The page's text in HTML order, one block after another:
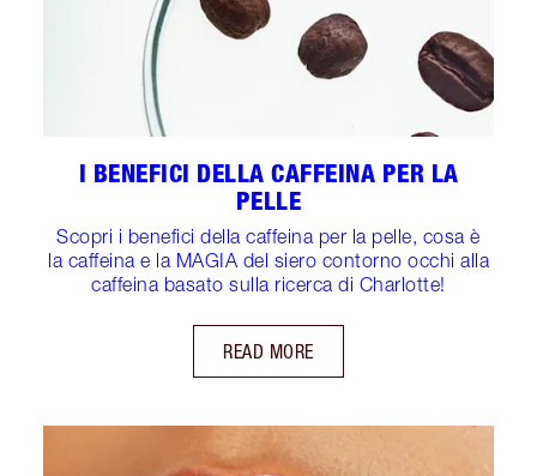
I BENEFICI DELLA CAFFEINA PER LA
PELLE
Scopri i benefici della caffeina per la pelle, cosa è
la caffeina e la MAGIA del siero contorno occhi alla
caffeina basato sulla ricerca di Charlotte!
READ MORE